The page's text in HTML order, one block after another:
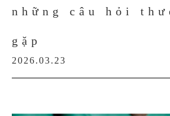
những câu hỏi
gặp
2026.03.23